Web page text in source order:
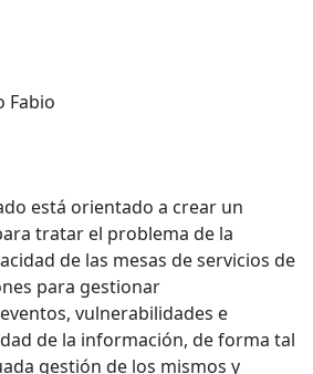
Fabio
está orientado a crear un
tratar el problema de la
de las mesas de servicios de
para gestionar
vulnerabilidades e
de la información, de forma tal
gestión de los mismos y